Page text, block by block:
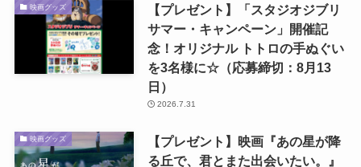
映画グッズ
【プレゼント】「スタジオジブリ
サマー・キャンペーン」開催記
念！オリジナル トトロの手ぬぐい
を3名様に☆（応募締切：8月13
日）
2026.7.31
映画グッズ
【プレゼント】映画『あの星が降
る丘で、君とまた出会いたい。』